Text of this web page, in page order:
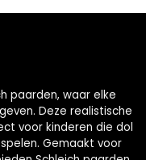
paarden, waar elke
Deze realistische
voor kinderen die dol
Gemaakt voor